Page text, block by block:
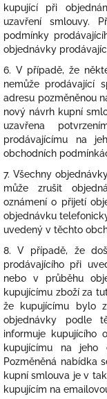
kupující při
uzavření smlouvy.
podmínky
objednávky
6. V případě, že
nemůže prodávající
adresu pozměněnou
nový návrh kupní
uzavřena
prodávajícímu na
obchodních
7. Všechny
může zrušit
oznámení o přijetí
objednávku
uvedený v těchto
8. V případě, že
prodávajícího při
nebo v průběhu
kupujícímu zboží za
že kupujícímu bylo
objednávky podle
informuje kupujícího
kupujícímu na jeho
Pozměněná nabídka
kupní smlouva je v
kupujícím na